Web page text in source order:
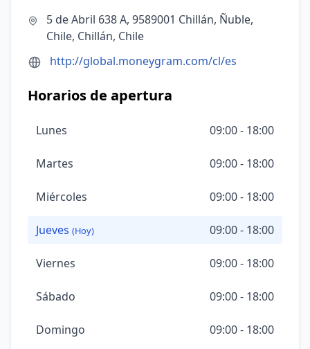
5 de Abril 638 A, 9589001 Chillán, Ñuble,
Chile, Chillán, Chile
http://global.moneygram.com/cl/es
Horarios de apertura
Lunes 09:00 - 18:00
Martes 09:00 - 18:00
Miércoles 09:00 - 18:00
Jueves (Hoy) 09:00 - 18:00
Viernes 09:00 - 18:00
Sábado 09:00 - 18:00
Domingo 09:00 - 18:00